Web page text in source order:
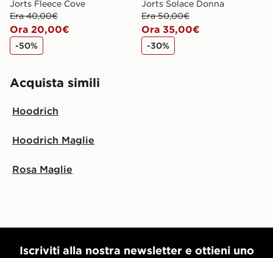
Jorts Fleece Cove
Era 40,00€
Ora 20,00€
-50%
Jorts Solace Donna
Era 50,00€
Ora 35,00€
-30%
Acquista simili
Hoodrich
Hoodrich Maglie
Rosa Maglie
Iscriviti alla nostra newsletter e ottieni uno